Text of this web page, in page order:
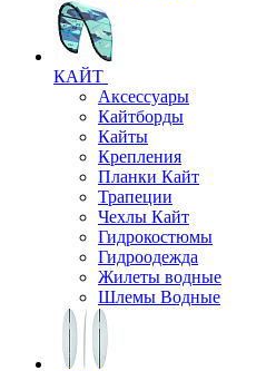
КАЙТ
Аксессуары
Кайтборды
Кайты
Крепления
Планки Кайт
Трапеции
Чехлы Кайт
Гидрокостюмы
Гидроодежда
Жилеты водные
Шлемы Водные